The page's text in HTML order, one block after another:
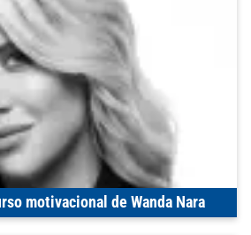
motivacional de Wanda Nara